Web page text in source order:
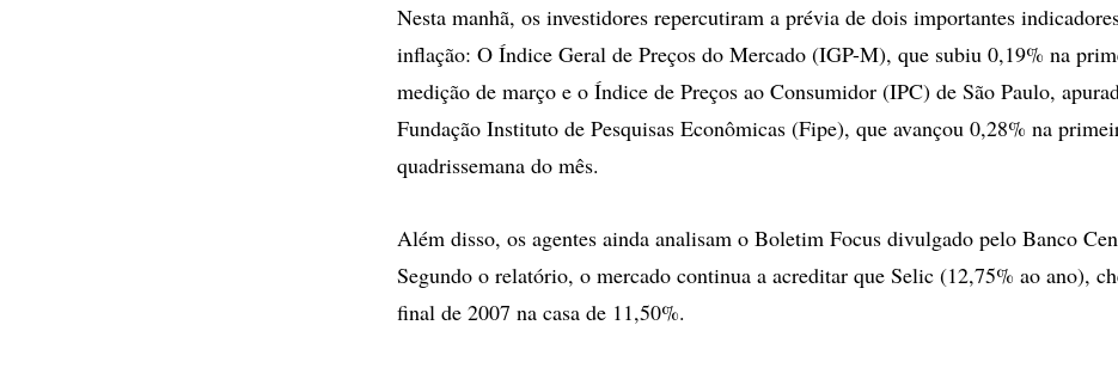
Nesta manhã, os investidores repercutiram a prévia de dois importantes
inflação: O Índice Geral de Preços do Mercado (IGP-M), que subiu 0,19% na
medição de março e o Índice de Preços ao Consumidor (IPC) de São Paulo,
Fundação Instituto de Pesquisas Econômicas (Fipe), que avançou 0,28% na
quadrissemana do mês.
Além disso, os agentes ainda analisam o Boletim Focus divulgado pelo Banco
Segundo o relatório, o mercado continua a acreditar que Selic (12,75% ao ano),
final de 2007 na casa de 11,50%.